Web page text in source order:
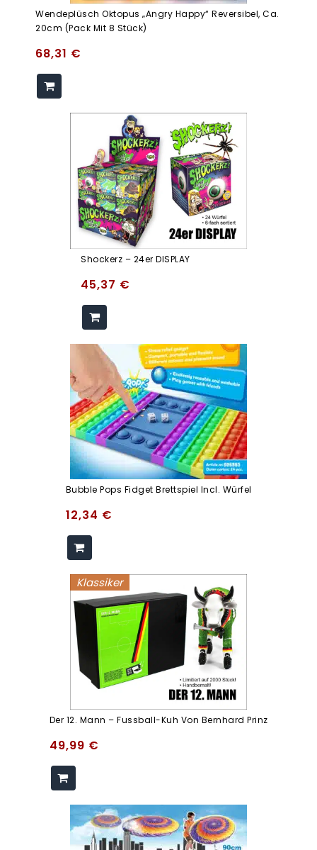
Wendeplüsch Oktopus „Angry Happy“ Reversibel, Ca.
20cm (Pack Mit 8 Stück)
68,31 €
Shockerz – 24er DISPLAY
45,37 €
Bubble Pops Fidget Brettspiel Incl. Würfel
12,34 €
Klassiker
Der 12. Mann – Fussball-Kuh Von Bernhard Prinz
49,99 €